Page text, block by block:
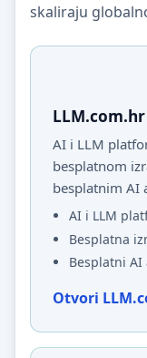
skaliraju
LLM.com.hr
AI i LLM
besplatnom
besplatnim AI
AI i LLM
Besplatna
Besplatni
Otvori